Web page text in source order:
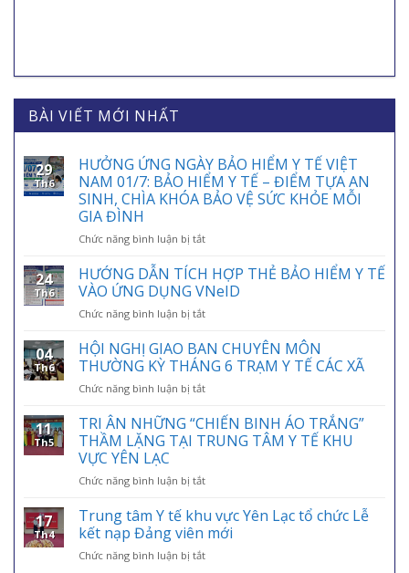
BÀI VIẾT MỚI NHẤT
29
Th6
HƯỞNG ỨNG NGÀY BẢO HIỂM Y TẾ VIỆT
NAM 01/7: BẢO HIỂM Y TẾ – ĐIỂM TỰA AN
SINH, CHÌA KHÓA BẢO VỆ SỨC KHỎE MỖI
GIA ĐÌNH
Chức năng bình luận bị tắtở
ỨNG
NGÀY
BẢO
HIỂM
TẾ
VIỆT
01/7:
HIỂM
Y
ĐIỂM
AN
SINH,
KHÓA
24
Th6
HƯỚNG DẪN TÍCH HỢP THẺ BẢO HIỂM Y TẾ
VÀO ỨNG DỤNG VNeID
Chức năng bình luận bị tắtở
DẪN
TÍCH
HỢP
THẺ
HIỂM
Y
ỨNG
VNeID
04
Th6
HỘI NGHỊ GIAO BAN CHUYÊN MÔN
THƯỜNG KỲ THÁNG 6 TRẠM Y TẾ CÁC XÃ
Chức năng bình luận bị tắtở
NGHỊ
GIAO
BAN
MÔN
KỲ
THÁNG
6
TRẠM
11
Th5
TRI ÂN NHỮNG “CHIẾN BINH ÁO TRẮNG”
THẦM LẶNG TẠI TRUNG TÂM Y TẾ KHU
VỰC YÊN LẠC
Chức năng bình luận bị tắtở
ÂN
NHỮNG
“CHIẾN
BINH
17
Th4
Trung tâm Y tế khu vực Yên Lạc tổ chức Lễ
kết nạp Đảng viên mới
Chức năng bình luận bị tắtở